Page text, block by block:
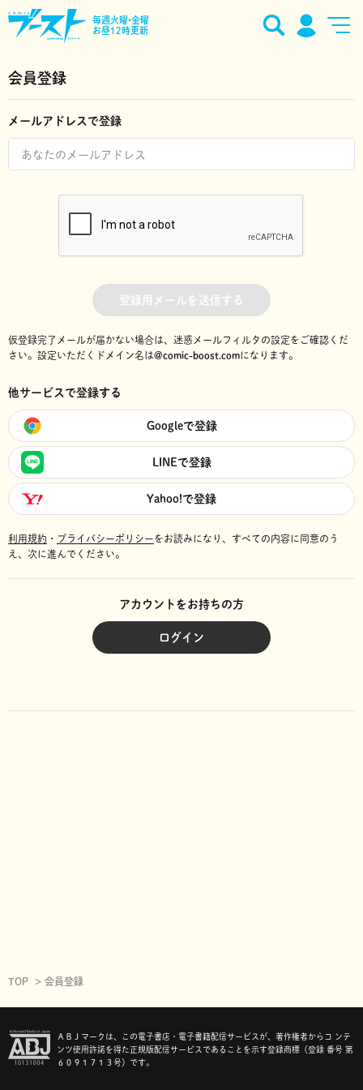
毎週火曜•金曜
お昼12時更新
会員登録
メールアドレスで登録
登録用メールを送信する
仮登録完了メールが届かない場合は、迷惑メールフィルタの設定をご確認くだ
さい。 設定いただくドメイン名は@comic-boost.comになります。
他サービスで登録する
Googleで登録
LINEで登録
Yahoo!で登録
利用規約 ・ プライバシーポリシーをお読みになり、 すべての内容に同意のう
え、次に進んでください。
アカウントをお持ちの方
ログイン
TOP 会員登録
ＡＢＪマークは、この電子書店・電子書籍配信サービスが、著作権者からコ ンテ
ンツ使用許諾を得た正規版配信サービスであることを示す登録商標（登録 番号 第
６０９１７１３号）です。